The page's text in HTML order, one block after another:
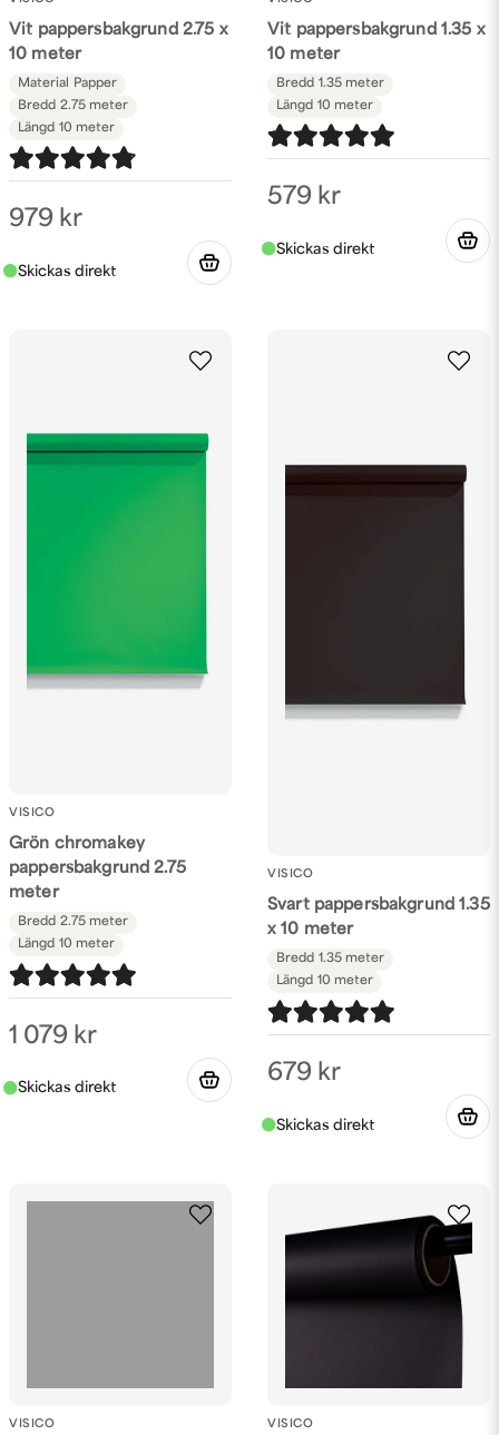
Vit pappersbakgrund 2.75 x
10 meter
Material
Papper
Bredd 2.75 meter
Längd 10 meter
979 kr
Vit pappersbakgrund 1.35 x
10 meter
Bredd 1.35 meter
Längd 10 meter
579 kr
VISICO
Grön chromakey
pappersbakgrund 2.75
meter
Bredd 2.75 meter
Längd 10 meter
1 079 kr
VISICO
Svart pappersbakgrund 1.35
x 10 meter
Bredd 1.35 meter
Längd 10 meter
679 kr
VISICO VISICO